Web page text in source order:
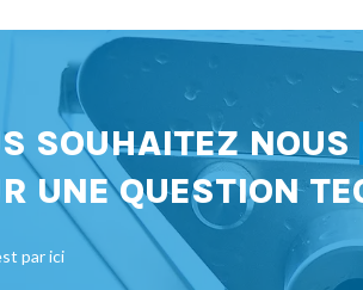
SOUHAITEZ NOUS
UNE QUESTION
par ici